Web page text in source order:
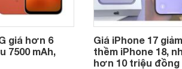
giá hơn 6
7500 mAh,
Giá iPhone 17
thềm iPhone 18,
hơn 10 triệu đồng